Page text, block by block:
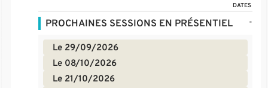
DATES
PROCHAINES SESSIONS EN PRÉSENTIEL -
Le 29/09/2026
Le 08/10/2026
Le 21/10/2026